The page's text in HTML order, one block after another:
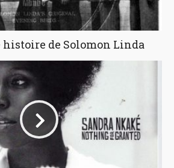
histoire de Solomon Linda